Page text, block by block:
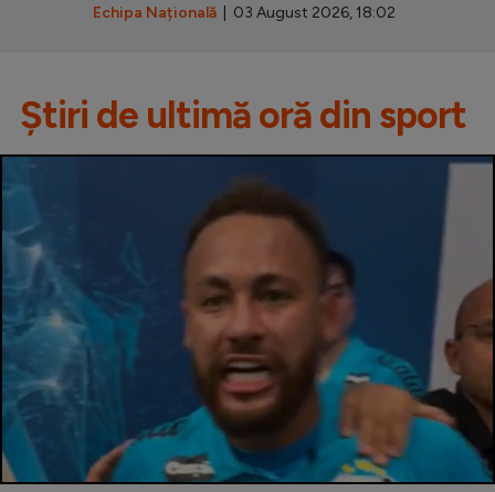
Echipa Națională | 03 August 2026, 18:02
Știri de ultimă oră din sport